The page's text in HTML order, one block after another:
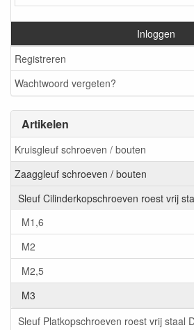
Inloggen
Registreren
Wachtwoord vergeten?
Artikelen
Kruisgleuf schroeven / bouten
Zaaggleuf schroeven / bouten
Sleuf Cilinderkopschroeven roest vrij
M1,6
M2
M2,5
M3
Sleuf Platkopschroeven roest vrij staal